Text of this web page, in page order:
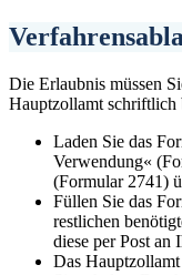
Die Erlaubnis müssen
Hauptzollamt schriftlich
Laden Sie das
Verwendung«
(Formular 2741)
Füllen Sie das
restlichen
diese per Post an
Das